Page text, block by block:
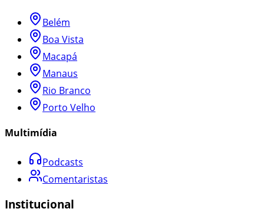
Belém
Boa Vista
Macapá
Manaus
Rio Branco
Porto Velho
Multimídia
Podcasts
Comentaristas
Institucional